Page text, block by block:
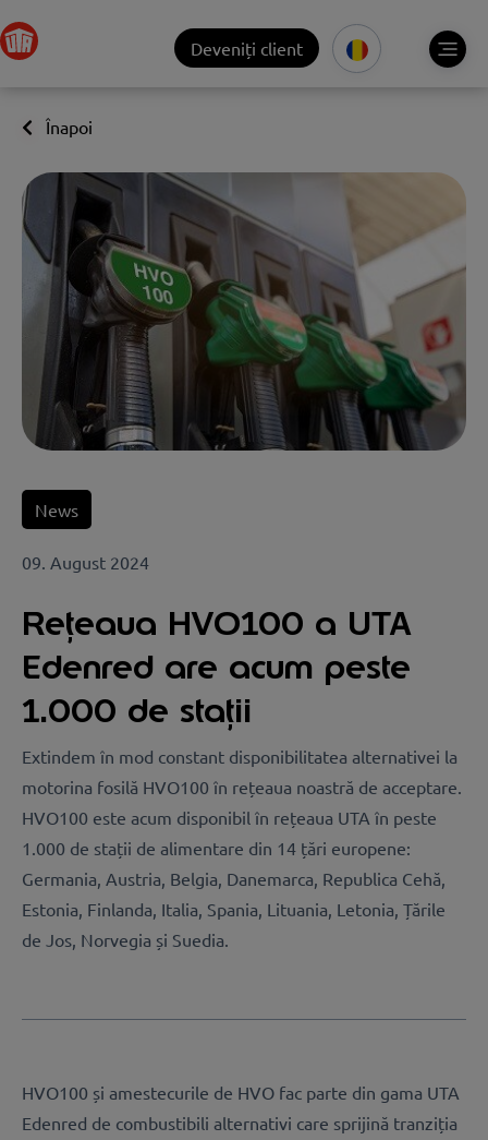
Deveniți client
Înapoi
News
09. August 2024
Rețeaua HVO100 a UTA
Edenred are acum peste
1.000 de stații
Extindem în mod constant disponibilitatea alternativei la
motorina fosilă HVO100 în rețeaua noastră de acceptare.
HVO100 este acum disponibil în rețeaua UTA în peste
1.000 de stații de alimentare din 14 țări europene:
Germania, Austria, Belgia, Danemarca, Republica Cehă,
Estonia, Finlanda, Italia, Spania, Lituania, Letonia, Țările
de Jos, Norvegia și Suedia.
HVO100 și amestecurile de HVO fac parte din gama UTA
Edenred de combustibili alternativi care sprijină tranziția